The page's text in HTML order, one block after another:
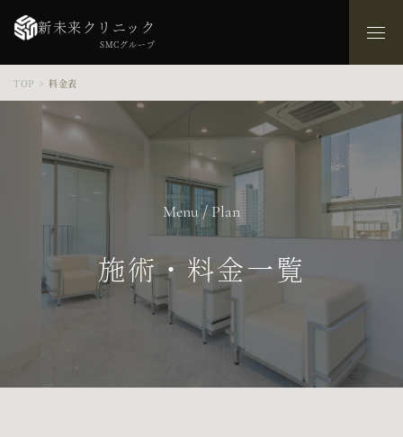
新未来クリニック
SMCグループ
TOP > 料金表
Menu / Plan
施術・料金一覧